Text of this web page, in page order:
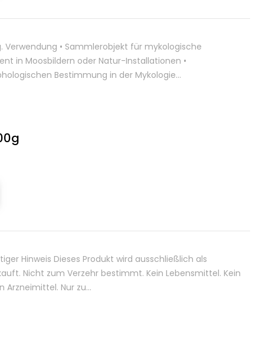
Verwendung • Sammlerobjekt für mykologische
in Moosbildern oder Natur-Installationen •
Bestimmung in der Mykologie…
Hinweis Dieses Produkt wird ausschließlich als
Nicht zum Verzehr bestimmt. Kein Lebensmittel. Kein
Arzneimittel. Nur zu…